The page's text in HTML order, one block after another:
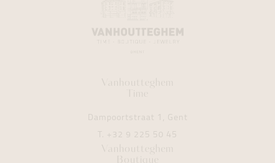
Vanhoutteghem
Time
Dampoortstraat 1, Gent
T. +32 9 225 50 45
Vanhoutteghem
Boutique